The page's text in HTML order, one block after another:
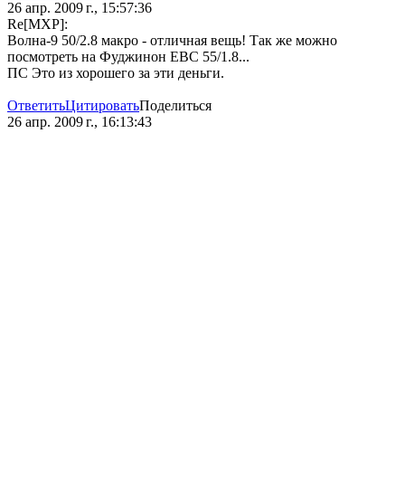
26 апр. 2009 г., 15:57:36
Re[MXP]:
Волна-9 50/2.8 макро - отличная вещь! Так же можно
посмотреть на Фуджинон ЕВС 55/1.8...
ПС Это из хорошего за эти деньги.
ОтветитьЦитироватьПоделиться
26 апр. 2009 г., 16:13:43